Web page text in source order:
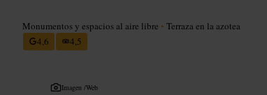
Monumentos y espacios al aire libre • Terraza en la azotea
4,6
4,5
Imagen /Web